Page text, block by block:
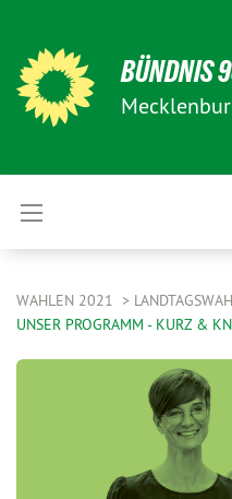
BÜNDNIS
WAHLEN 2021
UNSER PROGRAMM - KURZ &